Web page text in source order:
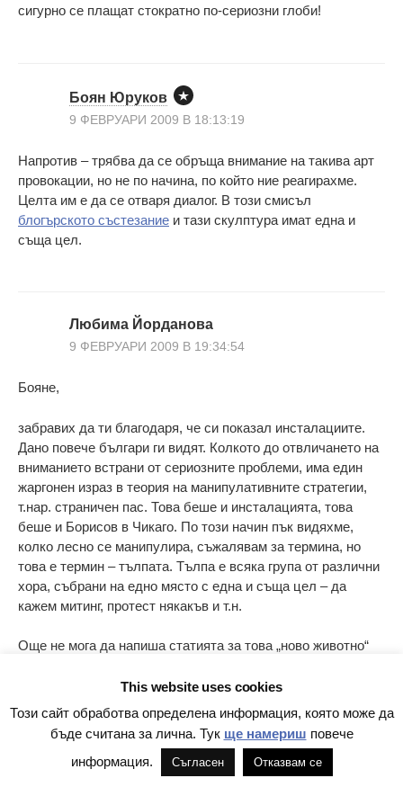
сигурно се плащат стократно по-сериозни глоби!
Боян Юруков
9 ФЕВРУАРИ 2009 В 18:13:19
Напротив – трябва да се обръща внимание на такива арт
провокации, но не по начина, по който ние реагирахме.
Целта им е да се отваря диалог. В този смисъл
блогърското състезание и тази скулптура имат една и
съща цел.
Любима Йорданова
9 ФЕВРУАРИ 2009 В 19:34:54
Бояне,
забравих да ти благодаря, че си показал инсталациите.
Дано повече българи ги видят. Колкото до отвличането на
вниманието встрани от сериозните проблеми, има един
жаргонен израз в теория на манипулативните стратегии,
т.нар. страничен пас. Това беше и инсталацията, това
беше и Борисов в Чикаго. По този начин пък видяхме,
колко лесно се манипулира, съжалявам за термина, но
това е термин – тълпата. Тълпа е всяка група от различни
хора, събрани на едно място с една и съща цел – да
кажем митинг, протест някакъв и т.н.
Още не мога да напиша статията за това „ново животно“
блогърите. Материалите седят на бюрото ми. Заглавието
обаче ще бъде „Блогърите – тези умни, странни хора „.
Сега трябва да направя схемата, по която да бъде
проведена комуникационната кампания за изборите за
This website uses cookies
Този сайт обработва определена информация, която може да
бъде считана за лична. Тук ще намериш повече
информация.
Съгласен Отказвам се